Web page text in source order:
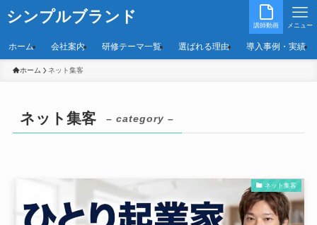
シンプルブランド 講師動画 メニュー
ホーム 会社案内 研修テーマ一覧 選ばれる理由 導入事例・実績
ホーム ネット集客
ネット集客 – category –
ネット集客